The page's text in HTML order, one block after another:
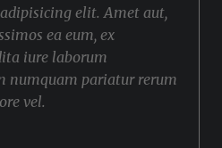
elit. Amet aut,
ea eum, ex
iure laborum
numquam pariatur rerum
vel.